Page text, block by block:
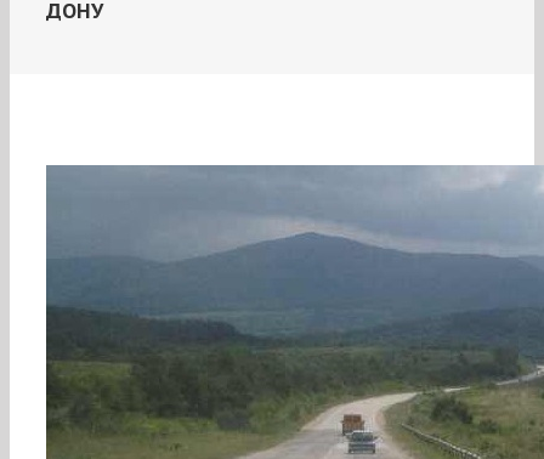
ДОНУ